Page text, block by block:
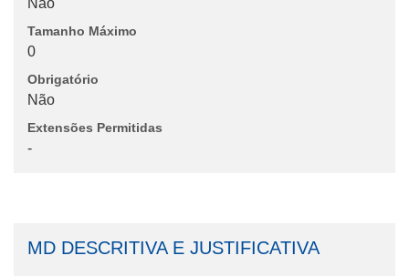
Não
Tamanho Máximo
0
Obrigatório
Não
Extensões Permitidas
-
MD DESCRITIVA E JUSTIFICATIVA